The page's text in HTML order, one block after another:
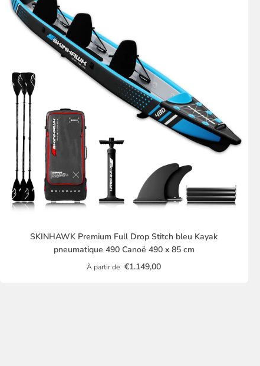
SKINHAWK Premium Full Drop Stitch bleu Kayak
pneumatique 490 Canoë 490 x 85 cm
À partir de €1.149,00